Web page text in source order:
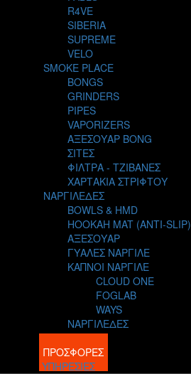
R4VE
SIBERIA
SUPREME
VELO
SMOKE PLACE
BONGS
GRINDERS
PIPES
VAPORIZERS
ΑΞΕΣΟΥΑΡ BONG
ΣΙΤΕΣ
ΦΙΛΤΡΑ - ΤΖΙΒΑΝΕΣ
ΧΑΡΤΑΚΙΑ ΣΤΡΙΦΤΟΥ
ΝΑΡΓΙΛΕΔΕΣ
BOWLS & HMD
HOOKAH MAT (ANTI-SLIP)
ΑΞΕΣΟΥΑΡ
ΓΥΑΛΕΣ ΝΑΡΓΙΛΕ
ΚΑΠΝΟΙ ΝΑΡΓΙΛΕ
CLOUD ONE
FOGLAB
WAYS
ΝΑΡΓΙΛΕΔΕΣ
BLOG
ΠΡΟΣΦΟΡΕΣ
ΥΠΗΡΕΣΙΕΣ